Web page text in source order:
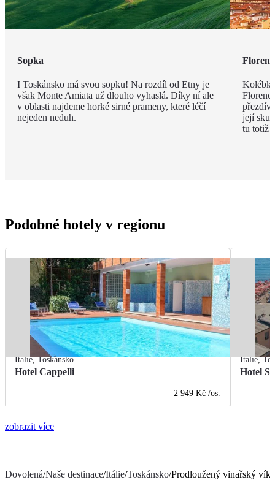
Sopka
I Toskánsko má svou sopku! Na rozdíl od Etny je
však Monte Amiata už dlouho vyhaslá. Díky ní ale
v oblasti najdeme horké sirné prameny, které léčí
nejeden neduh.
její
tu totiž
Podobné hotely v regionu
Itálie,Toskánsko
Hotel Cappelli
2 949 Kč /os.
Itálie,
Hotel
zobrazit více
Dovolená/Naše destinace/Itálie/Toskánsko/Prodloužený vinařský